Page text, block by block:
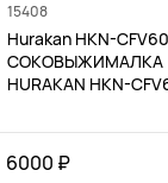
15408
Hurakan HKN-
СОКОВЫЖИМАЛКА
HURAKAN HKN-
6000 ₽